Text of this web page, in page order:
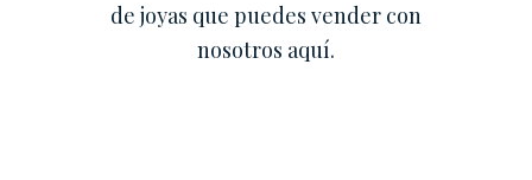
de joyas que puedes vender con
nosotros aquí.